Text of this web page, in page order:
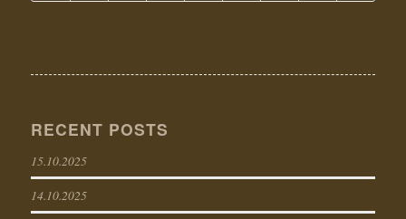
RECENT POSTS
15.10.2025
14.10.2025